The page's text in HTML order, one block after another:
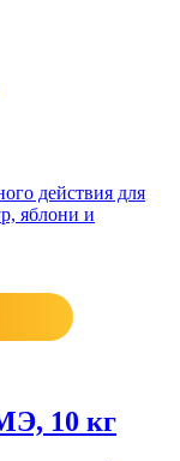
действия для
яблони и
10 кг